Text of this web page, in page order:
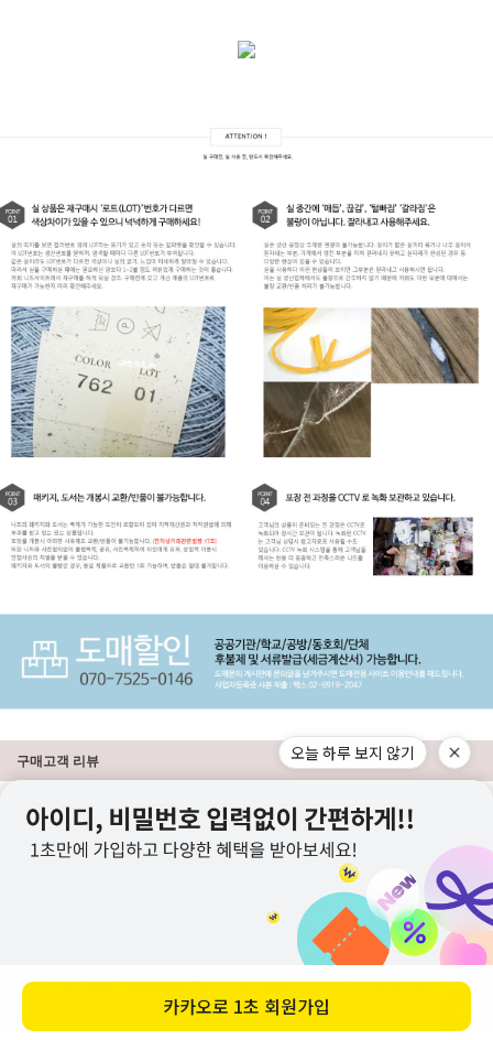
구매고객 리뷰
상점정보 PC버전 이용안내 고객센터 도매전용몰 ▲TOP
ⓒ니뜨(knitt) All right knitt reserved.
오늘 하루 보지 않기
카카오로 1초 회원가입